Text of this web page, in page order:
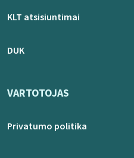
KLT atsisiuntimai
DUK
VARTOTOJAS
Privatumo politika